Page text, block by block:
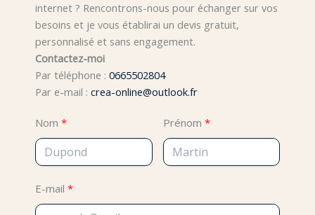
internet ? Rencontrons-nous pour échanger sur vos
besoins et je vous établirai un devis gratuit,
personnalisé et sans engagement.
Contactez-moi
Par téléphone : 0665502804
Par e-mail : crea-online@outlook.fr
Nom Prénom
E-mail